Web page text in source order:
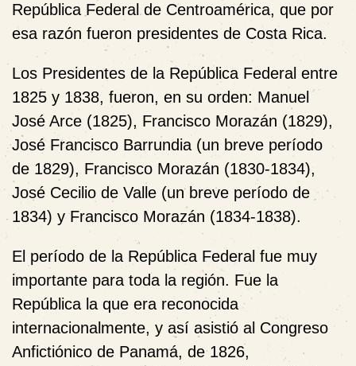
República Federal de Centroamérica, que por
esa razón fueron presidentes de Costa Rica.
Los Presidentes de la República Federal entre
1825 y 1838, fueron, en su orden: Manuel
José Arce (1825), Francisco Morazán (1829),
José Francisco Barrundia (un breve período
de 1829), Francisco Morazán (1830-1834),
José Cecilio de Valle (un breve período de
1834) y Francisco Morazán (1834-1838).
El período de la República Federal fue muy
importante para toda la región. Fue la
República la que era reconocida
internacionalmente, y así asistió al Congreso
Anfictiónico de Panamá, de 1826,